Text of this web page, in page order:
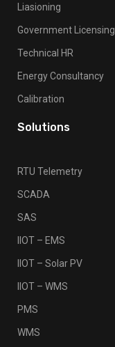
Liasioning
Government Licensing
Technical HR
Energy Consultancy
Calibration
Solutions
RTU Telemetry
SCADA
SAS
IIOT – EMS
IIOT – Solar PV
IIOT – WMS
PMS
WMS